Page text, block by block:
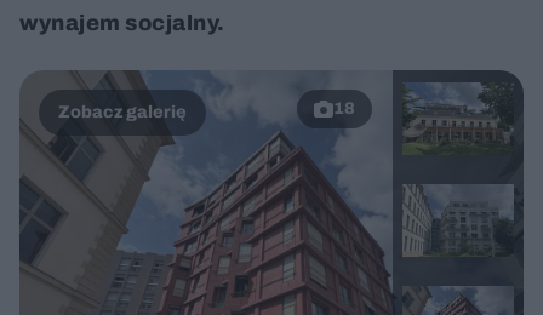
wynajem socjalny.
18